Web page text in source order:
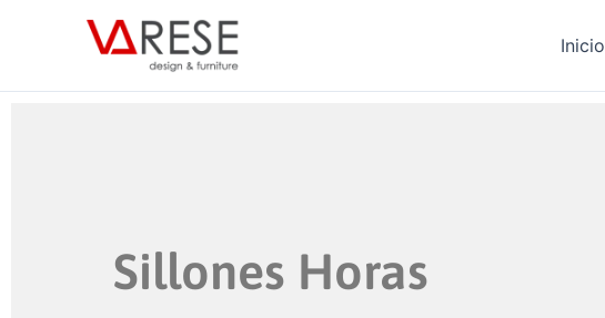
Inicio
Sillones Horas